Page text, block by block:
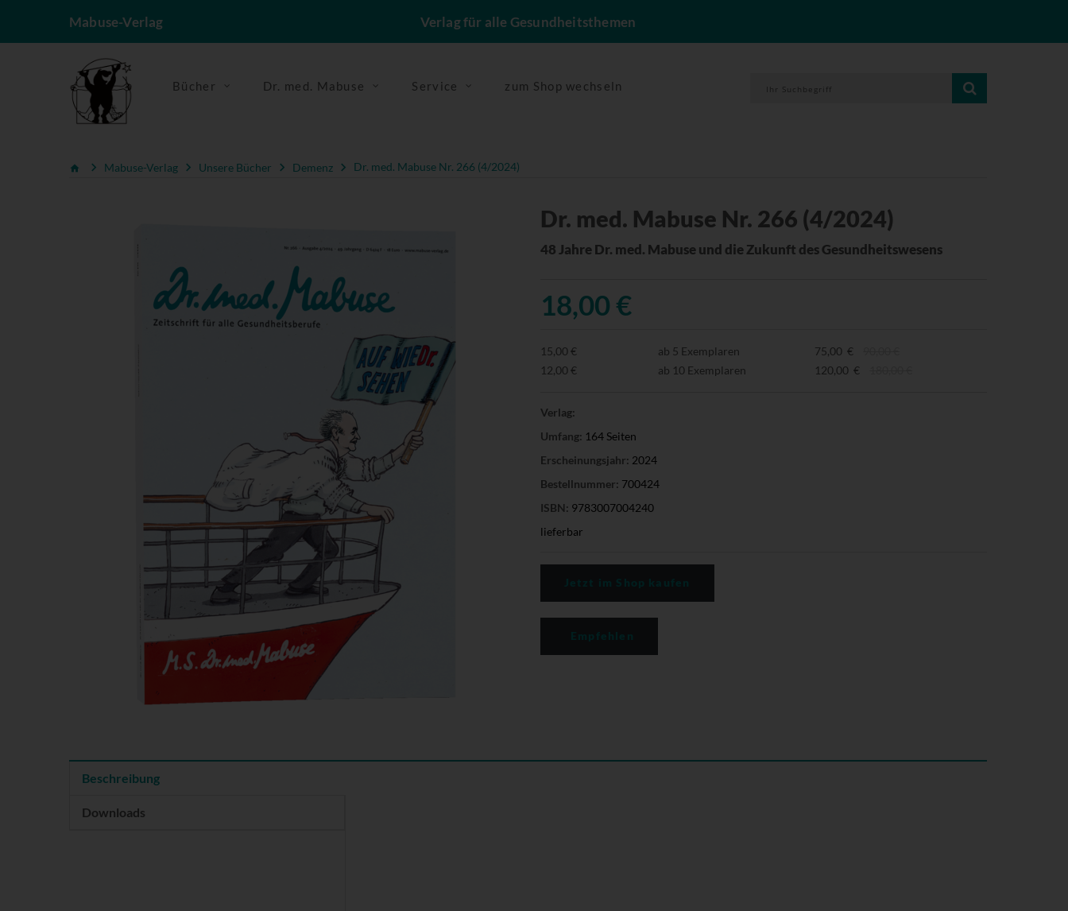
Mabuse-Verlag Verlag für alle Gesundheitsthemen
Bücher Dr. med. Mabuse Service zum Shop wechseln
Mabuse-Verlag Unsere Bücher Demenz Dr. med. Mabuse Nr. 266 (4/2024)
Dr. med. Mabuse Nr. 266 (4/2024)
48 Jahre Dr. med. Mabuse und die Zukunft des Gesundheitswesens
18,00 €
15,00 € ab 5 Exemplaren 75,00 €
12,00 €
ab 10 Exemplaren 120,00 €
Verlag:
Umfang: 164 Seiten
Erscheinungsjahr: 2024
Bestellnummer: 700424
ISBN: 9783007004240
lieferbar
Beschreibung
Downloads